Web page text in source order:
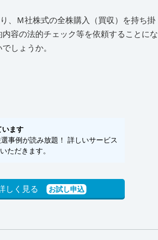
、Ｍ社株式の全株購入（買収）を持ち掛
容の法的チェック等を依頼することにな
しょうか。
います
事例が読み放題！ 詳しいサービス
ただきます。
しく見る お試し申込